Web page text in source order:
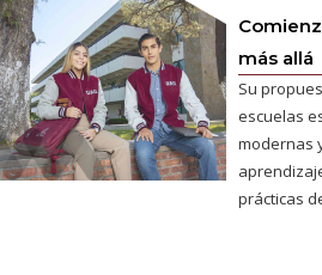
más allá
Su
escuelas
modernas
prácticas